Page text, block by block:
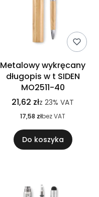
Metalowy wykręcany
długopis w t SIDEN
MO2511-40
21,62 złz 23% VAT
17,58 złbez VAT
Do koszyka